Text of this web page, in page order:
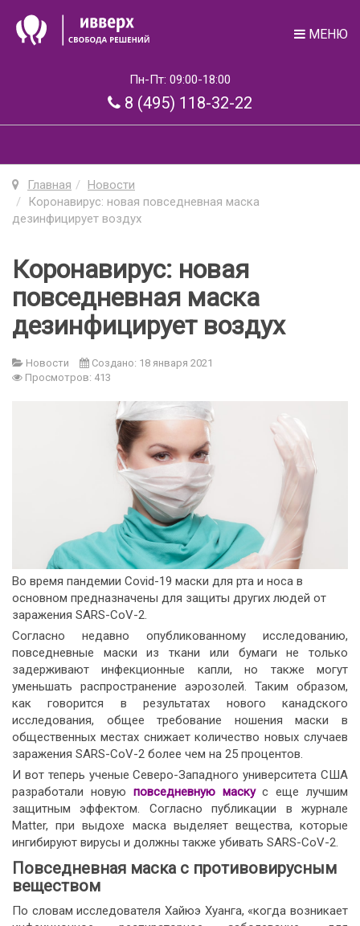
МЕНЮ
Пн-Пт: 09:00-18:00
8 (495) 118-32-22
Главная
Новости
Коронавирус: новая повседневная маска
дезинфицирует воздух
Коронавирус: новая
повседневная маска
дезинфицирует воздух
Новости
Создано: 18 января 2021
Просмотров: 413
Во время пандемии Covid-19 маски для рта и носа в
основном предназначены для защиты других людей от
заражения SARS-CoV-2.
Согласно недавно опубликованному исследованию,
повседневные маски из ткани или бумаги не только
задерживают инфекционные капли, но также могут
уменьшать распространение аэрозолей. Таким образом,
как говорится в результатах нового канадского
исследования, общее требование ношения маски в
общественных местах снижает количество новых случаев
заражения SARS-CoV-2 более чем на 25 процентов.
И вот теперь ученые Северо-Западного университета США
разработали новую повседневную маскус еще лучшим
защитным эффектом. Согласно публикации в журнале
Matter, при выдохе маска выделяет вещества, которые
ингибируют вирусы и должны также убивать SARS-CoV-2.
Повседневная маска с противовирусным
веществом
По словам исследователя Хайюэ Хуанга, «когда возникает